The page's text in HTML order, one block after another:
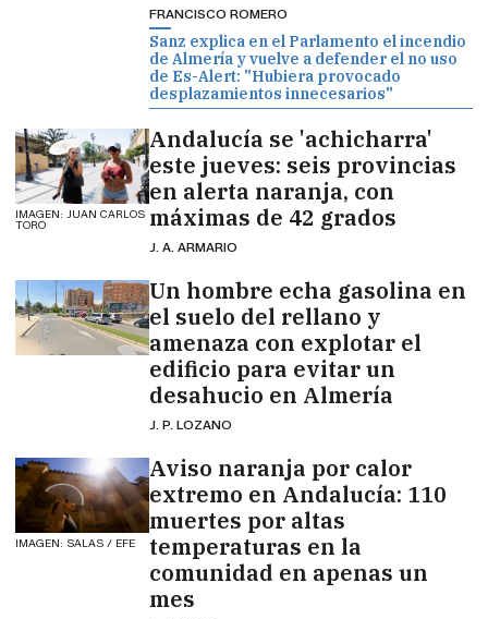
FRANCISCO ROMERO
Sanz explica en el Parlamento el incendio
de Almería y vuelve a defender el no uso
de Es-Alert: "Hubiera provocado
desplazamientos innecesarios"
IMAGEN: JUAN CARLOS
TORO
Andalucía se 'achicharra'
este jueves: seis provincias
en alerta naranja, con
máximas de 42 grados
J. A. ARMARIO
Un hombre echa gasolina en
el suelo del rellano y
amenaza con explotar el
edificio para evitar un
desahucio en Almería
J. P. LOZANO
IMAGEN: SALAS / EFE
Aviso naranja por calor
extremo en Andalucía: 110
muertes por altas
temperaturas en la
comunidad en apenas un
mes